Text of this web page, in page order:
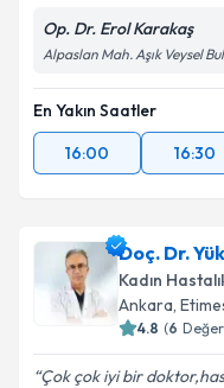
Kişisel
Metni'ni
kapsamda
Op. Dr. Erol Karakaş
Alpaslan Mah. Aşık Veysel
En Yakın Saatler
16:00
16:30
Doç. Dr.
Kadın
Ankara,
4.8 (6
Çok çok iyi bir